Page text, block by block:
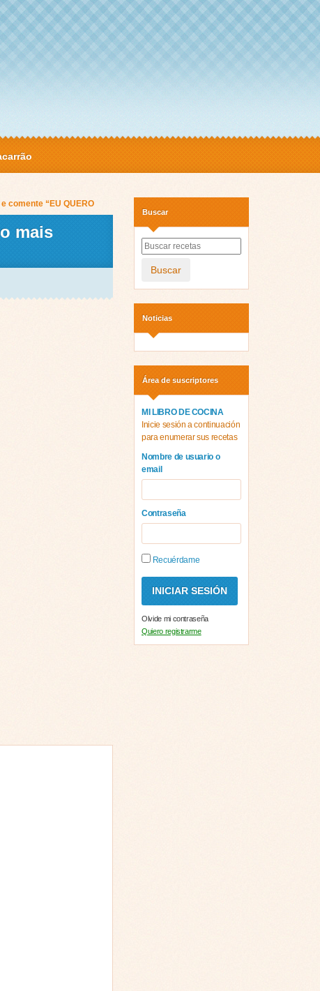
comente “EU QUERO
mais
Buscar
Buscar
Noticias
Área de suscriptores
MI LIBRO DE COCINA
Inicie sesión a continuación
para enumerar sus recetas
Nombre de usuario o
email
Contraseña
Recuérdame
Olvide mi contraseña
Quiero registrarme